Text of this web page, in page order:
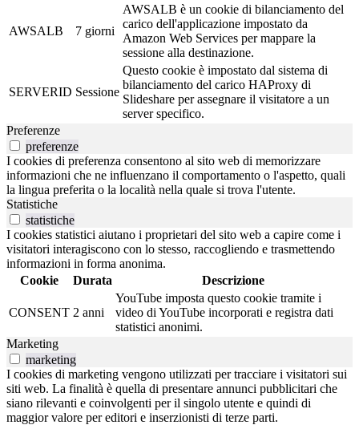
AWSALB 7 giorni
AWSALB è un cookie di bilanciamento del
carico dell'applicazione impostato da
Amazon Web Services per mappare la
sessione alla destinazione.
SERVERID Sessione
Questo cookie è impostato dal sistema di
bilanciamento del carico HAProxy di
Slideshare per assegnare il visitatore a un
server specifico.
Preferenze
preferenze
I cookies di preferenza consentono al sito web di memorizzare
informazioni che ne influenzano il comportamento o l'aspetto, quali
la lingua preferita o la località nella quale si trova l'utente.
Statistiche
statistiche
I cookies statistici aiutano i proprietari del sito web a capire come i
visitatori interagiscono con lo stesso, raccogliendo e trasmettendo
informazioni in forma anonima.
Cookie
Durata Descrizione
CONSENT 2 anni
YouTube imposta questo cookie tramite i
video di YouTube incorporati e registra dati
statistici anonimi.
Marketing
marketing
I cookies di marketing vengono utilizzati per tracciare i visitatori sui
siti web. La finalità è quella di presentare annunci pubblicitari che
siano rilevanti e coinvolgenti per il singolo utente e quindi di
maggior valore per editori e inserzionisti di terze parti.